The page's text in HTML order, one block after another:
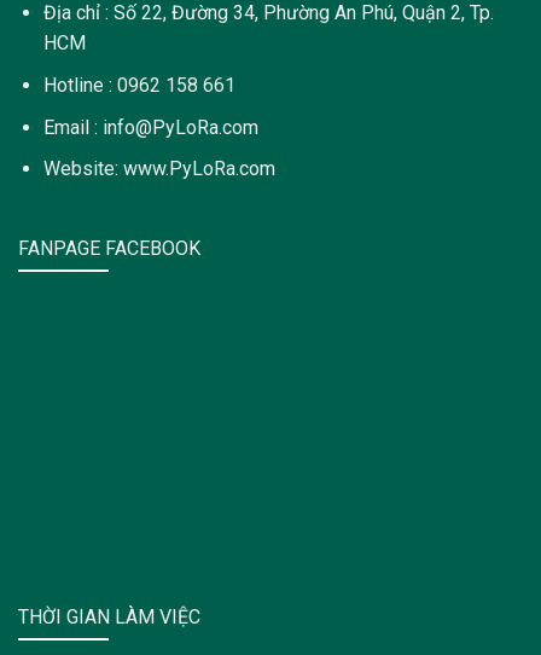
Địa chỉ : Số 22, Đường 34, Phường An Phú, Quận 2, Tp.
HCM
Hotline : 0962 158 661
Email : info@PyLoRa.com
Website: www.PyLoRa.com
FANPAGE FACEBOOK
THỜI GIAN LÀM VIỆC